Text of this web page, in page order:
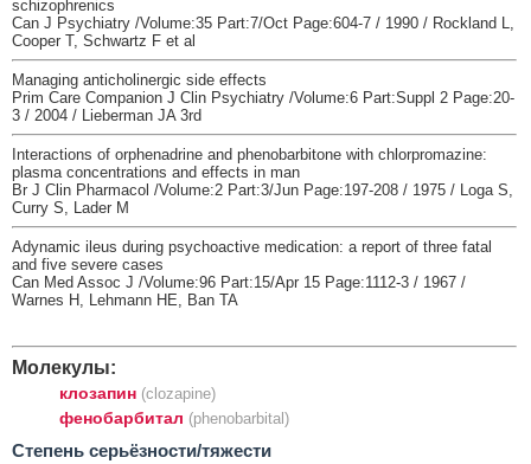
schizophrenics
Can J Psychiatry /Volume:35 Part:7/Oct Page:604-7 / 1990 / Rockland L,
Cooper T, Schwartz F et al
Managing anticholinergic side effects
Prim Care Companion J Clin Psychiatry /Volume:6 Part:Suppl 2 Page:20-
3 / 2004 / Lieberman JA 3rd
Interactions of orphenadrine and phenobarbitone with chlorpromazine:
plasma concentrations and effects in man
Br J Clin Pharmacol /Volume:2 Part:3/Jun Page:197-208 / 1975 / Loga S,
Curry S, Lader M
Adynamic ileus during psychoactive medication: a report of three fatal
and five severe cases
Can Med Assoc J /Volume:96 Part:15/Apr 15 Page:1112-3 / 1967 /
Warnes H, Lehmann HE, Ban TA
Молекулы:
клозапин (clozapine)
фенобарбитал (phenobarbital)
Cтепень серьёзности/тяжести